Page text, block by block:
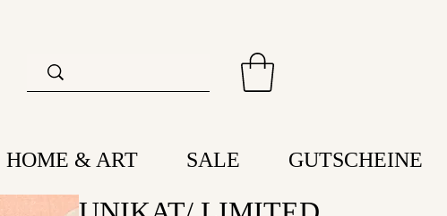
HOME & ART SALE GUTSCHEINE